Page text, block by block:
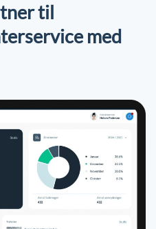
til
med